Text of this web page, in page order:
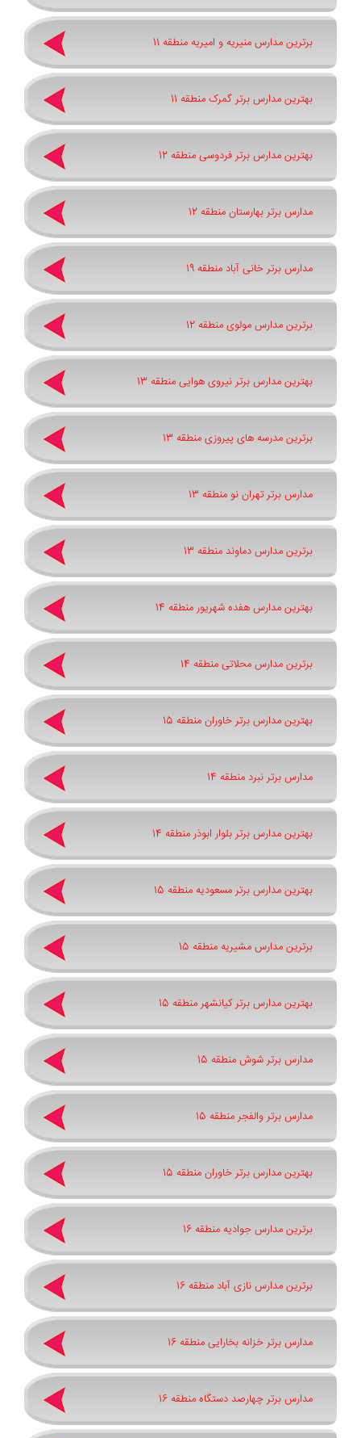
برترین مدارس منیریه و امیریه منطقه 11
بهترین مدارس برتر گمرک منطقه 11
بهترین مدارس برتر فردوسی منطقه 12
مدارس برتر بهارستان منطقه 12
مدارس برتر خانی آباد منطقه 19
برترین مدارس مولوی منطقه 12
بهترین مدارس برتر نیروی هوایی منطقه 13
برترین مدرسه های پیروزی منطقه 13
مدارس برتر تهران نو منطقه 13
برترین مدارس دماوند منطقه 13
بهترین مدارس هفده شهریور منطقه 14
برترین مدارس محلاتی منطقه 14
بهترین مدارس برتر خاوران منطقه 15
مدارس برتر نبرد منطقه 14
بهترین مدارس برتر بلوار ابوذر منطقه 14
بهترین مدارس برتر مسعودیه منطقه 15
برترین مدارس مشیریه منطقه 15
بهترین مدارس برتر کیانشهر منطقه 15
مدارس برتر شوش منطقه 15
مدارس برتر والفجر منطقه 15
بهترین مدارس برتر خاوران منطقه 15
برترین مدارس جوادیه منطقه 16
برترین مدارس نازی آباد منطقه 16
مدارس برتر خزانه بخارایی منطقه 16
مدارس برتر چهارصد دستگاه منطقه 16